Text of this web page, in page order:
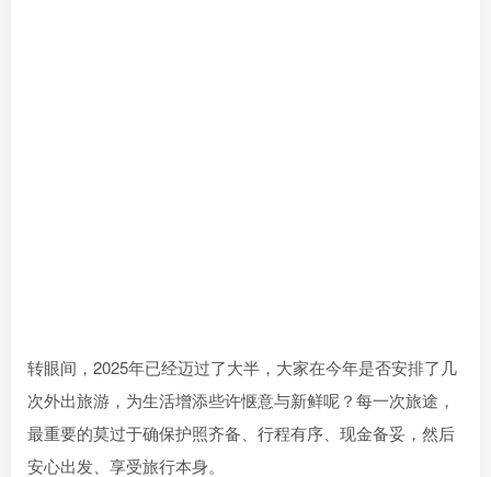
转眼间，2025年已经迈过了大半，大家在今年是否安排了几
次外出旅游，为生活增添些许惬意与新鲜呢？每一次旅途，
最重要的莫过于确保护照齐备、行程有序、现金备妥，然后
安心出发、享受旅行本身。